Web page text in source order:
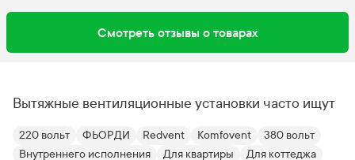
Смотреть отзывы о товарах
Вытяжные вентиляционные установки часто ищут
220 вольт ФЬОРДИ Redvent Komfovent
380 вольт
Внутреннего исполнения
Для квартиры
Для коттеджа